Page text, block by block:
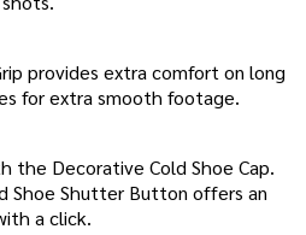
provides extra comfort on long
for extra smooth footage.
the Decorative Cold Shoe Cap.
Shoe Shutter Button offers an
a click.